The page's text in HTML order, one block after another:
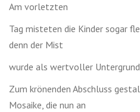
Am vorletzten
Tag misteten die Kinder sogar
denn der Mist
wurde als wertvoller
Zum krönenden Abschluss
Mosaike, die nun an